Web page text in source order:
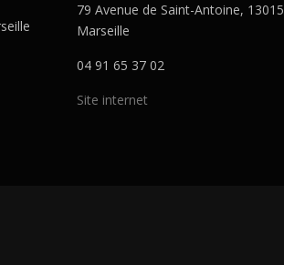
79 Avenue de Saint-Antoine, 13015
Marseille
04 91 65 37 02
Site internet